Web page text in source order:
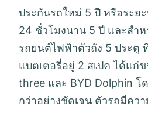
ประกันรถใหม่ 5 ปี หรือระย
24 ชั่วโมงนาน 5 ปี และสำ
รถยนต์ไฟฟ้าตัวถัง 5 ประตู
แบตเตอรี่อยู่ 2 สเปค ได้แก่
three และ BYD Dolphin โ
กว่าอย่างชัดเจน ตัวรถมีคว